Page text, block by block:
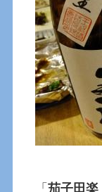
「茄子田楽